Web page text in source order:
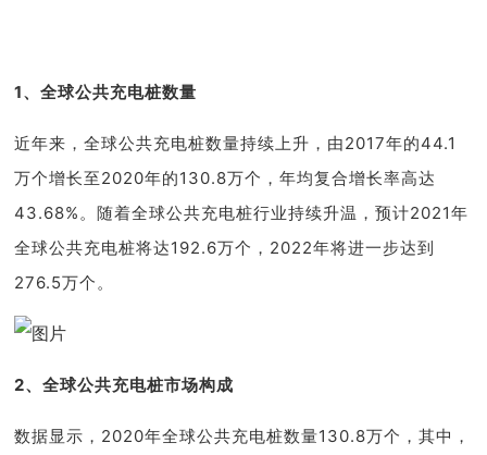
1、全球公共充电桩数量
近年来，全球公共充电桩数量持续上升，由2017年的44.1
万个增长至2020年的130.8万个，年均复合增长率高达
43.68%。随着全球公共充电桩行业持续升温，预计2021年
全球公共充电桩将达192.6万个，2022年将进一步达到
276.5万个。
2、全球公共充电桩市场构成
数据显示，2020年全球公共充电桩数量130.8万个，其中，